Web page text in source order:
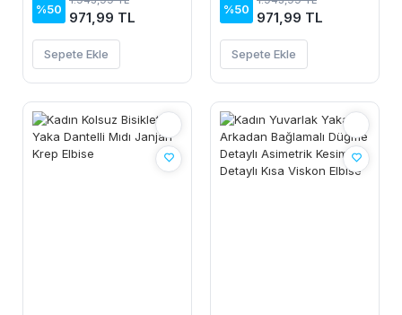
%50 971,99 TL
Sepete Ekle
%50 971,99 TL
Sepete Ekle